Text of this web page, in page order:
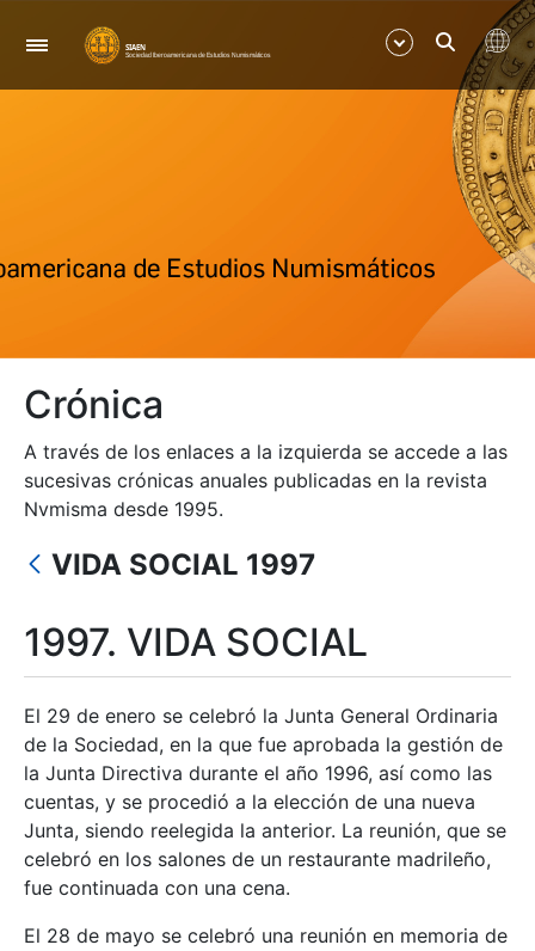
Nabigazioa
Erakutsi/Ezkutatu
Erakutsi/Ezkutatu
Erakutsi/Ezkutatu
Crónica
A través de los enlaces a la izquierda se accede a las
sucesivas crónicas anuales publicadas en la revista
Nvmisma desde 1995.
VIDA SOCIAL 1997
1997. VIDA SOCIAL
El 29 de enero se celebró la Junta General Ordinaria
de la Sociedad, en la que fue aprobada la gestión de
la Junta Directiva durante el año 1996, así como las
cuentas, y se procedió a la elección de una nueva
Junta, siendo reelegida la anterior. La reunión, que se
celebró en los salones de un restaurante madrileño,
fue continuada con una cena.
El 28 de mayo se celebró una reunión en memoria de